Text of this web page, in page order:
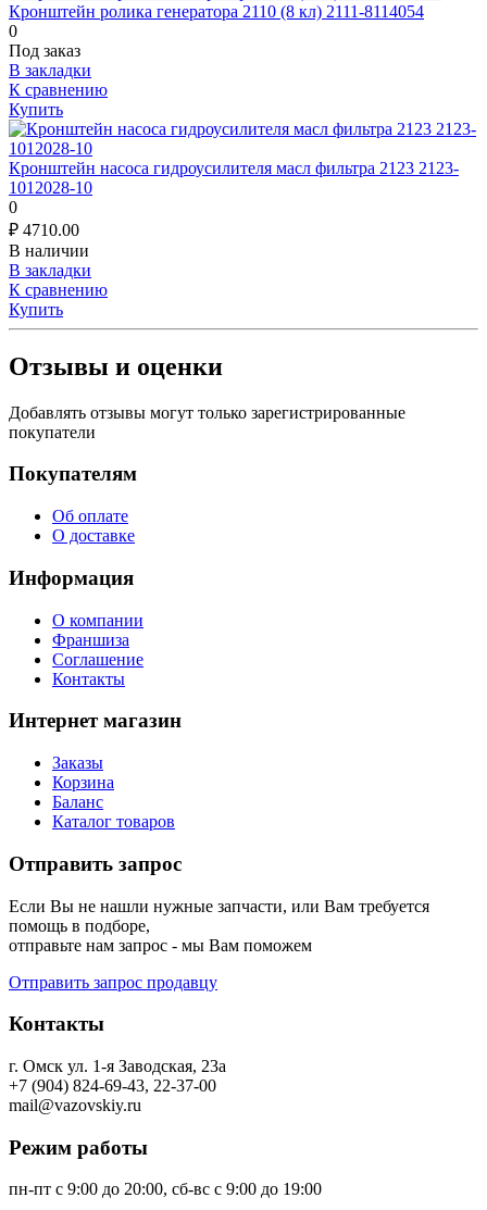
Кронштейн ролика генератора 2110 (8 кл) 2111-8114054
0
Под заказ
В закладки
К сравнению
Купить
Кронштейн насоса гидроусилителя масл фильтра 2123 2123-
1012028-10
0
₽ 4710.00
В наличии
В закладки
К сравнению
Купить
Отзывы и оценки
Добавлять отзывы могут только зарегистрированные
покупатели
Покупателям
Об оплате
О доставке
Информация
О компании
Франшиза
Соглашение
Контакты
Интернет магазин
Заказы
Корзина
Баланс
Каталог товаров
Отправить запрос
Если Вы не нашли нужные запчасти, или Вам требуется
помощь в подборе,
отправьте нам запрос - мы Вам поможем
Отправить запрос продавцу
Контакты
г. Омск ул. 1-я Заводская, 23а
+7 (904) 824-69-43, 22-37-00
mail@vazovskiy.ru
Режим работы
пн-пт с 9:00 до 20:00, сб-вс с 9:00 до 19:00